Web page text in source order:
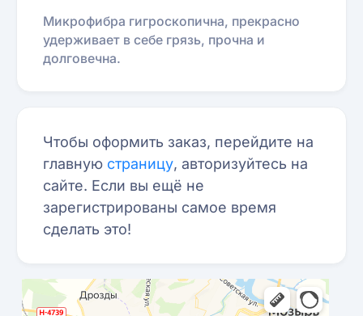
Микрофибра гигроскопична, прекрасно
удерживает в себе грязь, прочна и
долговечна.
Чтобы оформить заказ, перейдите на
главную страницу, авторизуйтесь на
сайте. Если вы ещё не
зарегистрированы самое время
сделать это!